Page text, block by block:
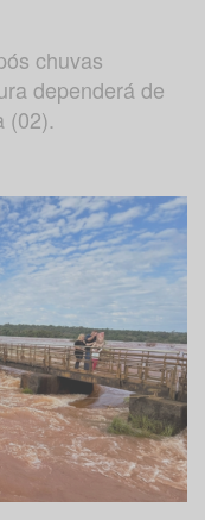
chuvas
dependerá de
(02).